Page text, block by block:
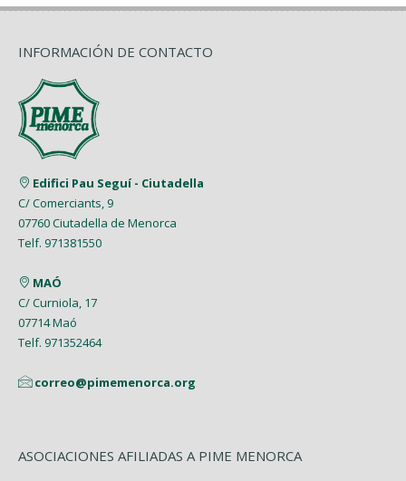
INFORMACIÓN DE CONTACTO
Edifici Pau Seguí - Ciutadella
C/ Comerciants, 9
07760 Ciutadella de Menorca
Telf. 971381550
MAÓ
C/ Curniola, 17
07714 Maó
Telf. 971352464
correo@pimemenorca.org
ASOCIACIONES AFILIADAS A PIME MENORCA